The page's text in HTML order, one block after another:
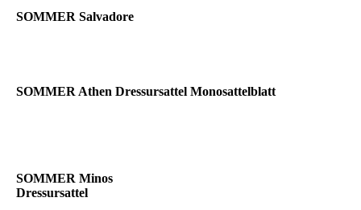
SOMMER Salvadore
SOMMER Athen Dressursattel Monosattelblatt
SOMMER Minos
Dressursattel